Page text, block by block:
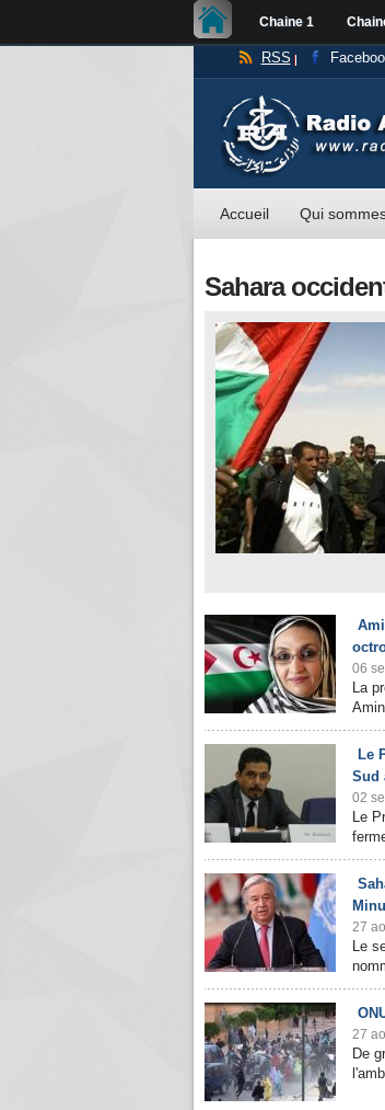
Chaine 1
RSS
Accueil Qui
Sahara
06
La
Le
Sud
02
Le
27
Le
27
De